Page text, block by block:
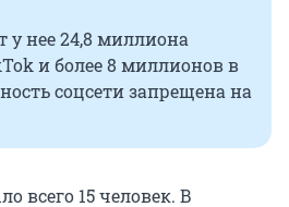
нее 24,8 миллиона
и более 8 миллионов в
соцсети запрещена на
всего 15 человек. В